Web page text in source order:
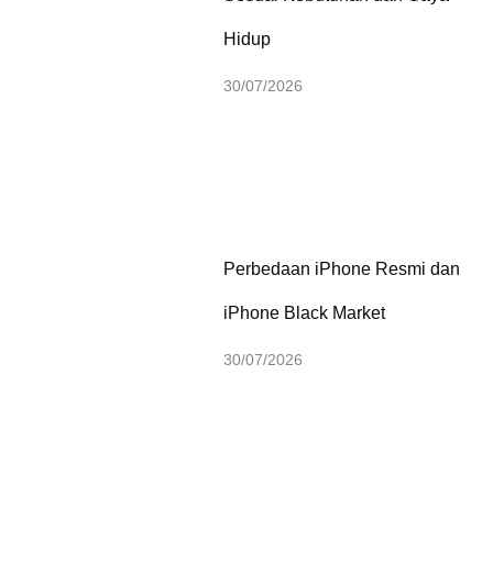
Hidup
30/07/2026
Perbedaan iPhone Resmi dan
iPhone Black Market
30/07/2026